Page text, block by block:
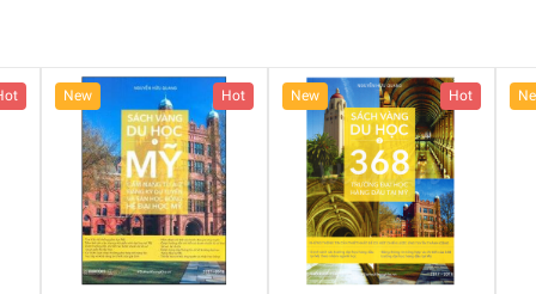
New Hot New Hot